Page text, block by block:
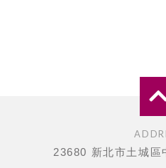
23680 新北市土城區